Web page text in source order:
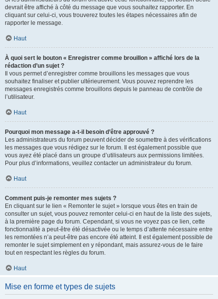
devrait être affiché à côté du message que vous souhaitez rapporter. En
cliquant sur celui-ci, vous trouverez toutes les étapes nécessaires afin de
rapporter le message.
Haut
À quoi sert le bouton « Enregistrer comme brouillon » affiché lors de la
rédaction d’un sujet ?
Il vous permet d’enregistrer comme brouillons les messages que vous
souhaitez finaliser et publier ultérieurement. Vous pouvez reprendre les
messages enregistrés comme brouillons depuis le panneau de contrôle de
l’utilisateur.
Haut
Pourquoi mon message a-t-il besoin d’être approuvé ?
Les administrateurs du forum peuvent décider de soumettre à des vérifications
les messages que vous rédigez sur le forum. Il est également possible que
vous ayez été placé dans un groupe d’utilisateurs aux permissions limitées.
Pour plus d’informations, veuillez contacter un administrateur du forum.
Haut
Comment puis-je remonter mes sujets ?
En cliquant sur le lien « Remonter le sujet » lorsque vous êtes en train de
consulter un sujet, vous pouvez remonter celui-ci en haut de la liste des sujets,
à la première page du forum. Cependant, si vous ne voyez pas ce lien, cette
fonctionnalité a peut-être été désactivée ou le temps d’attente nécessaire entre
les remontées n’a peut-être pas encore été atteint. Il est également possible de
remonter le sujet simplement en y répondant, mais assurez-vous de le faire
tout en respectant les règles du forum.
Haut
Mise en forme et types de sujets